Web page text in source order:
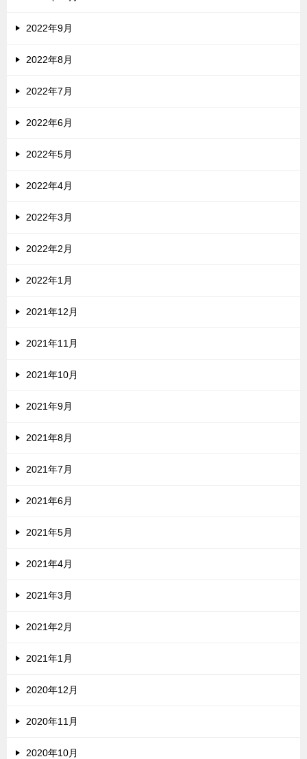
2022年9月
2022年8月
2022年7月
2022年6月
2022年5月
2022年4月
2022年3月
2022年2月
2022年1月
2021年12月
2021年11月
2021年10月
2021年9月
2021年8月
2021年7月
2021年6月
2021年5月
2021年4月
2021年3月
2021年2月
2021年1月
2020年12月
2020年11月
2020年10月